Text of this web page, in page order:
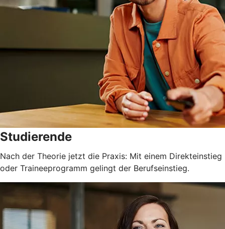
Studierende
Nach der Theorie jetzt die Praxis: Mit einem Direkteinstieg
oder Traineeprogramm gelingt der Berufseinstieg.